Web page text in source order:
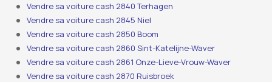
Vendre sa voiture cash 2840 Terhagen
Vendre sa voiture cash 2845 Niel
Vendre sa voiture cash 2850 Boom
Vendre sa voiture cash 2860 Sint-Katelijne-Waver
Vendre sa voiture cash 2861 Onze-Lieve-Vrouw-Waver
Vendre sa voiture cash 2870 Ruisbroek